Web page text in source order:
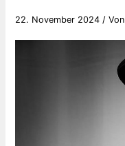
22. November 2024 / Von